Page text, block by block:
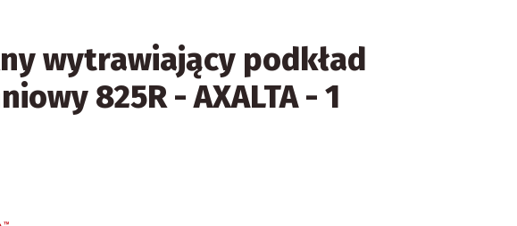
wytrawiający podkład
825R - AXALTA - 1